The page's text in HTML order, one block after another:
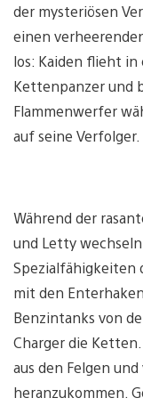
der mysteriösen
einen
los: Kaiden flieht
Kettenpanzer und
Flammenwerfer
auf seine Verfolger.
Während der
und Letty
Spezialfähigkeiten
mit den
Benzintanks von
Charger die
aus den Felgen
heranzukommen.